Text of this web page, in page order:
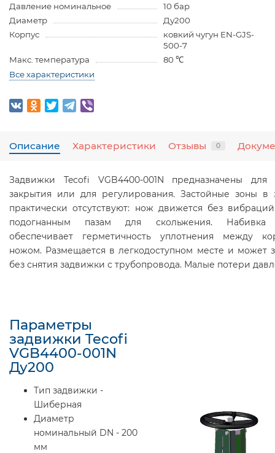
Давление номинальное
10 бар
Диаметр
Ду200
Корпус
ковкий чугун EN-GJS-
500-7
Макс. температура
80 ℃
Все характеристики
Описание Характеристики Отзывы 0
Задвижки Tecofi VGB4400-001N предназначены для
закрытия или для регулирования. Застойные зоны в
практически отсутствуют: нож движется без
подогнанным пазам для скольжения. Набивка
обеспечивает герметичность уплотнения между
ножом. Размещается в легкодоступном месте и может
без снятия задвижки с трубопровода. Малые потери
Параметры
задвижки Tecofi
VGB4400-001N
Ду200
Тип задвижки -
Шиберная
Диаметр
номинальный DN - 200
мм